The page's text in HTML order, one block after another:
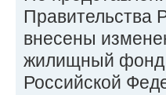
Правительства
внесены
жилищный фонд
Российской